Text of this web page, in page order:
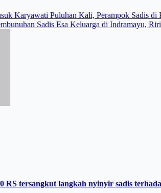
Karyawati Puluhan Kali, Perampok Sadis di
Sadis Esa Keluarga di Indramayu,
RS tersangkut langkah nyinyir sadis